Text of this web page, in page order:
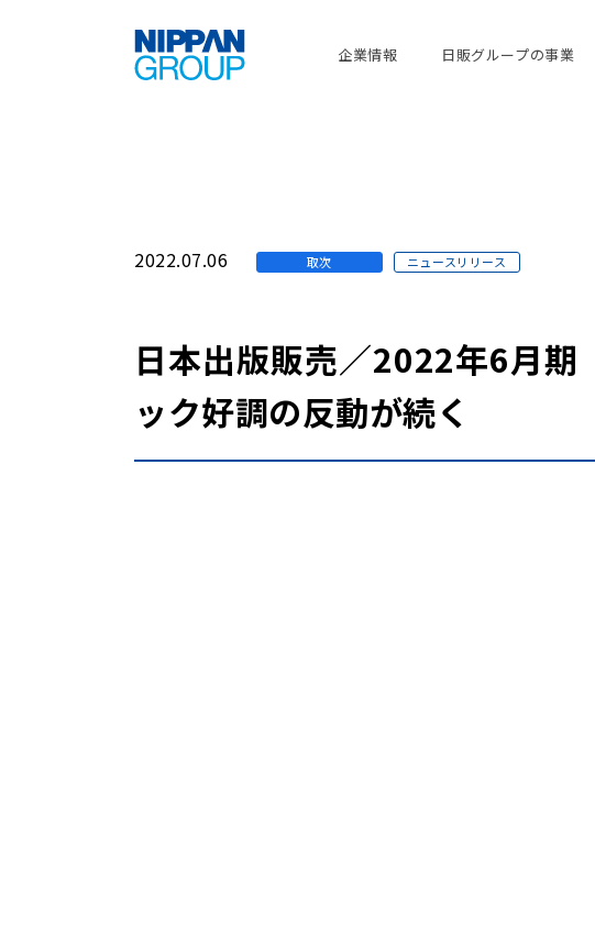
企業情報 日販グループの事業
2022.07.06 取次 ニュースリリース
日本出版販売／2022年6月
ック好調の反動が続く